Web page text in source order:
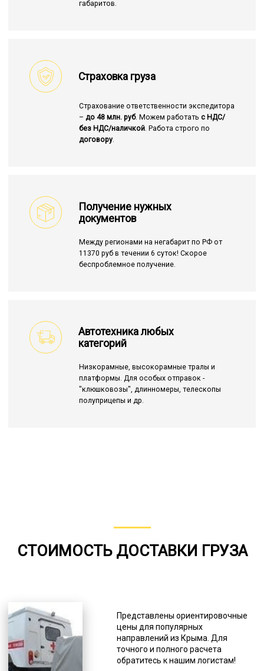
габаритов.
Страховка груза
Страхование ответственности экспедитора
– до 48 млн. руб. Можем работать с НДС/
без НДС/наличкой. Работа строго по
договору.
Получение нужных
документов
Между регионами на негабарит по РФ от
11370 руб в течении 6 суток! Скорое
беспроблемное получение.
Автотехника любых
категорий
Низкорамные, высокорамные тралы и
платформы. Для особых отправок -
"клюшковозы", длинномеры, телескопы
полуприцепы и др.
СТОИМОСТЬ ДОСТАВКИ ГРУЗА
Представлены ориентировочные
цены для популярных
направлений из Крыма. Для
точного и полного расчета
обратитесь к нашим логистам!